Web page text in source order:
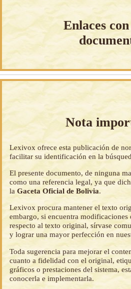
Enlaces
Nota
Lexivox ofrece esta publicación de
facilitar su identificación en la
El presente documento, de ninguna
como una referencia legal, ya que
laGaceta Oficial de Bolivia.
Lexivox procura mantener el texto
embargo, si encuentra modificaciones
respecto al texto original, sírvase
y lograr una mayor perfección en
Toda sugerencia para mejorar el
cuanto a fidelidad con el original,
gráficos o prestaciones del sistema,
conocerla e implementarla.